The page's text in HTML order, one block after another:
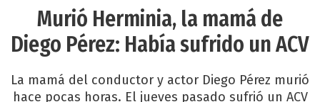
Murió Herminia, la mamá de
Diego Pérez: Había sufrido un ACV
La mamá del conductor y actor Diego Pérez murió
hace pocas horas. El jueves pasado sufrió un ACV